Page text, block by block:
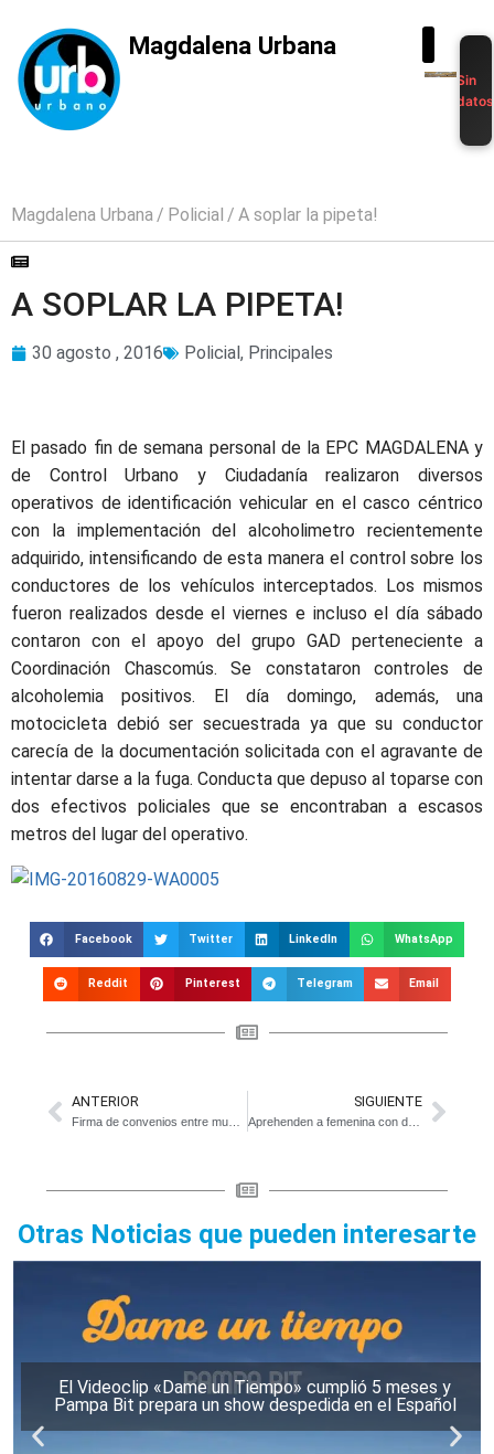
Magdalena Urbana
Sin
datos
Magdalena Urbana Policial A soplar la pipeta!
A SOPLAR LA PIPETA!
30 agosto , 2016 Policial, Principales
El pasado fin de semana personal de la EPC MAGDALENA y
de Control Urbano y Ciudadanía realizaron diversos
operativos de identificación vehicular en el casco céntrico
con la implementación del alcoholimetro recientemente
adquirido, intensificando de esta manera el control sobre los
conductores de los vehículos interceptados. Los mismos
fueron realizados desde el viernes e incluso el día sábado
contaron con el apoyo del grupo GAD perteneciente a
Coordinación Chascomús. Se constataron controles de
alcoholemia positivos. El día domingo, además, una
motocicleta debió ser secuestrada ya que su conductor
carecía de la documentación solicitada con el agravante de
intentar darse a la fuga. Conducta que depuso al toparse con
dos efectivos policiales que se encontraban a escasos
metros del lugar del operativo.
Facebook Twitter LinkedIn WhatsApp
Reddit Pinterest Telegram Email
ANTERIOR SIGUIENTE
Aprehenden a femenina con droga
Otras Noticias que pueden interesarte
El Videoclip «Dame un Tiempo» cumplió 5 meses y
Pampa Bit prepara un show despedida en el Español